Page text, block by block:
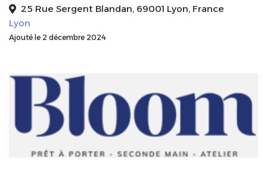
25 Rue Sergent Blandan, 69001 Lyon, France
Lyon
Ajouté le 2 décembre 2024